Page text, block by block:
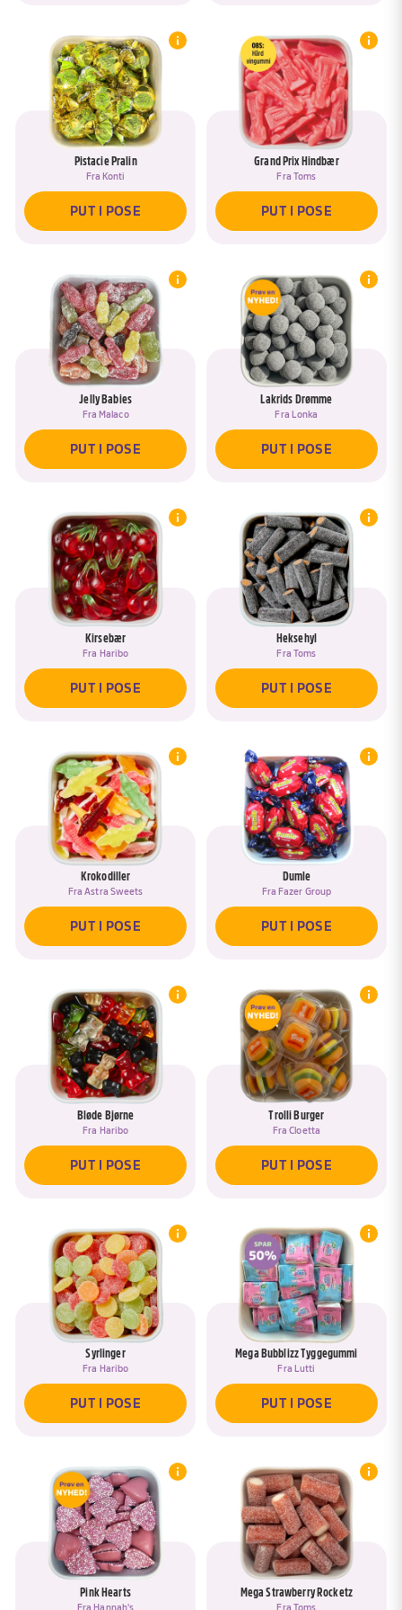
Pistacie Pralin
Fra Konti
PUT I POSE
Grand Prix Hindbær
Fra Toms
PUT I POSE
Jelly Babies
Fra Malaco
PUT I POSE
Lakrids Drømme
Fra Lonka
PUT I POSE
Kirsebær
Fra Haribo
PUT I POSE
Heksehyl
Fra Toms
PUT I POSE
Krokodiller
FraAstra Sweets
PUT I POSE
Dumle
Fra Fazer Group
PUT I POSE
Bløde Bjørne
Fra Haribo
PUT I POSE
Trolli Burger
FraCloetta
PUT I POSE
Syrlinger
Fra Haribo
PUT I POSE
Mega Bubblizz Tyggegummi
Fra Lutti
PUT I POSE
Pink Hearts
Fra Hannah's
Mega Strawberry Rocketz
Fra Toms